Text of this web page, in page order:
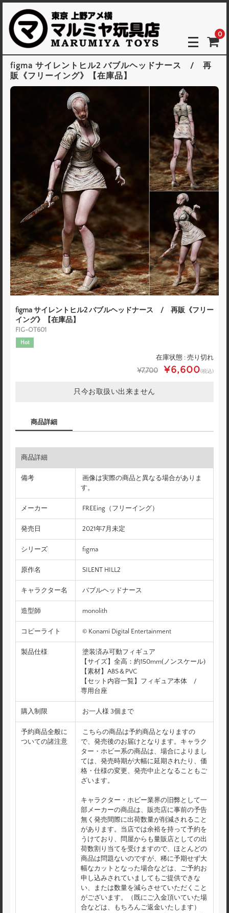
0
figma サイレントヒル2 バブルヘッドナース / 再
販《フリーイング》【在庫品】
figma サイレントヒル2 バブルヘッドナース / 再販《フリー
イング》【在庫品】
FIG-OT601
Hot
在庫状態 : 売り切れ
¥7,700 ¥6,600(税込)
只今お取扱い出来ません
商品詳細
商品詳細
備考
画像は実際の商品と異なる場合がありま
す。
メーカー FREEing（フリーイング）
発売日 2021年7月未定
シリーズ figma
原作名 SILENT HILL2
キャラクター名 バブルヘッドナース
造型師 monolith
コピーライト © Konami Digital Entertainment
製品仕様
塗装済み可動フィギュア
【サイズ】全高：約150mm(ノンスケール)
【素材】ABS＆PVC
【セット内容一覧】フィギュア本体 /
専用台座
購入制限 お一人様 3個まで
予約商品全般に
ついての諸注意
こちらの商品は予約商品となりますの
で、発売後のお届けとなります。キャラク
ター・ホビー系の商品は、場合によりまし
ては、発売時期が大幅に延期されたり、価
格・仕様の変更、発売中止となることもご
ざいます。
キャラクター・ホビー業界の旧弊として一
部メーカーの商品は、販売店に事前の予告
無く発売間際に出荷数量が削減されること
があります。当店では余裕を持って予約を
うけており、問屋からも量販店としての出
荷数割り当てを受けますので、ほとんどの
商品は問題ないのですが、稀に予期せず大
幅なカットとなった場合などは、ご予約お
申し込みされていましてもご提供できな
い、または数量を減らさせていただくこと
がございます。（既にご入金頂いていた場
合などは、もちろんご返金いたします）